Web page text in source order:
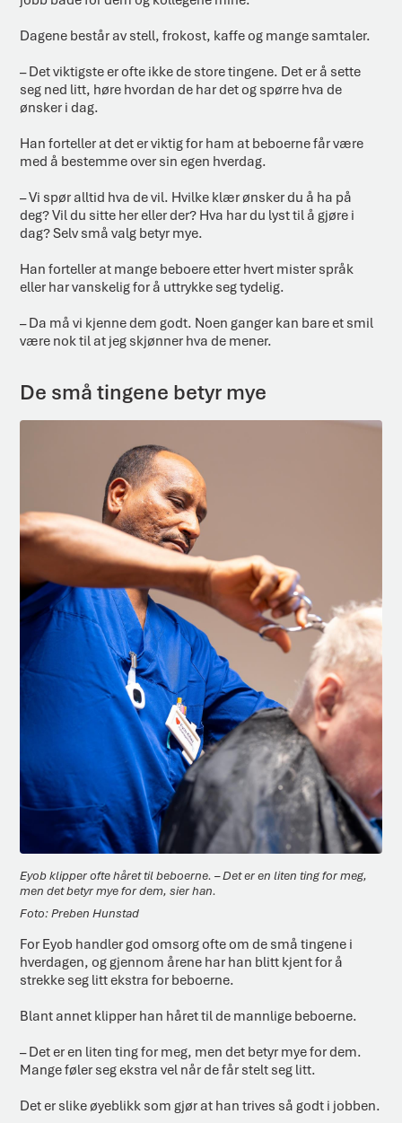
Dagene består av stell, frokost, kaffe og mange samtaler.
– Det viktigste er ofte ikke de store tingene. Det er å sette
seg ned litt, høre hvordan de har det og spørre hva de
ønsker i dag.
Han forteller at det er viktig for ham at beboerne får være
med å bestemme over sin egen hverdag.
– Vi spør alltid hva de vil. Hvilke klær ønsker du å ha på
deg? Vil du sitte her eller der? Hva har du lyst til å gjøre i
dag? Selv små valg betyr mye.
Han forteller at mange beboere etter hvert mister språk
eller har vanskelig for å uttrykke seg tydelig.
– Da må vi kjenne dem godt. Noen ganger kan bare et smil
være nok til at jeg skjønner hva de mener.
De små tingene betyr mye
Eyob klipper ofte håret til beboerne. – Det er en liten ting for meg,
men det betyr mye for dem, sier han.
Preben Hunstad
For Eyob handler god omsorg ofte om de små tingene i
hverdagen, og gjennom årene har han blitt kjent for å
strekke seg litt ekstra for beboerne.
Blant annet klipper han håret til de mannlige beboerne.
– Det er en liten ting for meg, men det betyr mye for dem.
Mange føler seg ekstra vel når de får stelt seg litt.
Det er slike øyeblikk som gjør at han trives så godt i jobben.